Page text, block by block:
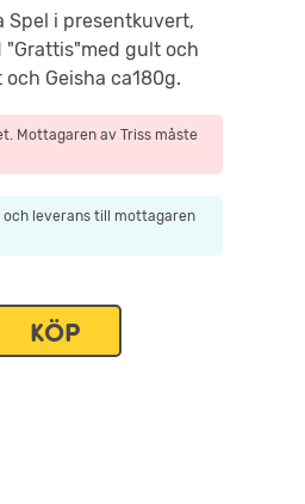
Spel i presentkuvert,
"Grattis"med gult och
Geisha ca180g.
Mottagaren av Triss måste
leverans till mottagaren
KÖP